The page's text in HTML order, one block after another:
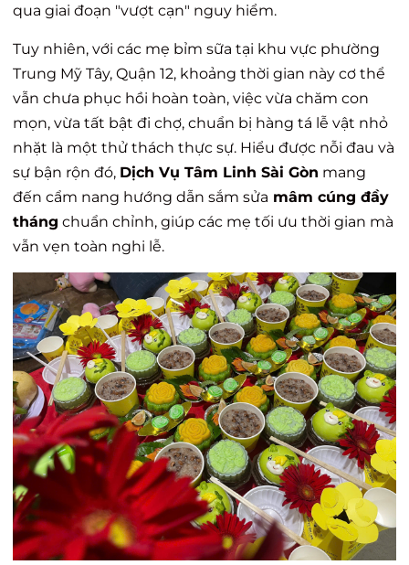
qua giai đoạn "vượt cạn" nguy hiểm.
Tuy nhiên, với các mẹ bỉm sữa tại khu vực phường
Trung Mỹ Tây, Quận 12, khoảng thời gian này cơ thể
vẫn chưa phục hồi hoàn toàn, việc vừa chăm con
mọn, vừa tất bật đi chợ, chuẩn bị hàng tá lễ vật nhỏ
nhặt là một thử thách thực sự. Hiểu được nỗi đau và
sự bận rộn đó, Dịch Vụ Tâm Linh Sài Gòn mang
đến cẩm nang hướng dẫn sắm sửa mâm cúng đầy
tháng chuẩn chỉnh, giúp các mẹ tối ưu thời gian mà
vẫn vẹn toàn nghi lễ.